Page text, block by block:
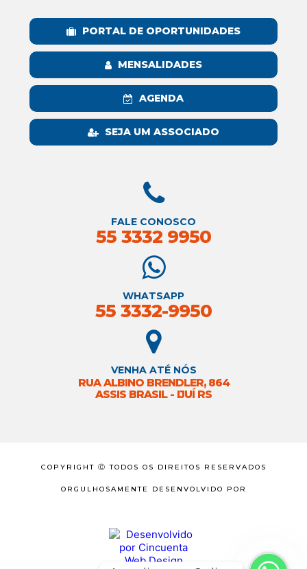
PORTAL DE OPORTUNIDADES
MENSALIDADES
AGENDA
SEJA UM ASSOCIADO
FALE CONOSCO
55 3332 9950
WHATSAPP
55 3332-9950
VENHA ATÉ NÓS
RUA ALBINO BRENDLER, 864
ASSIS BRASIL - IJUÍ RS
COPYRIGHT Ⓒ TODOS OS DIREITOS RESERVADOS
ORGULHOSAMENTE DESENVOLVIDO POR